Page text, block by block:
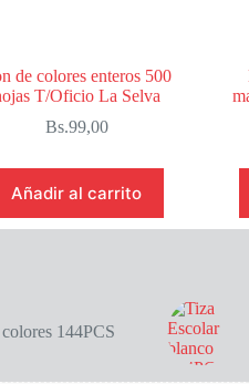
de colores enteros 500
T/Oficio La Selva
Bs.99,00
Añadir al carrito
144PCS